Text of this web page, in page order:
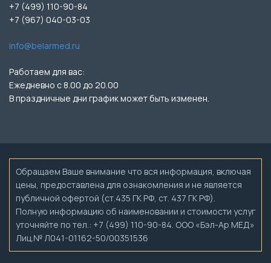
+7 (499) 110-90-84
+7 (967) 040-03-03
info@belarmed.ru
Работаем для вас:
Ежедневно с 8.00 до 20.00
В праздничные дни график может быть изменен.
Обращаем Ваше внимание что вся информация, включая
цены, предоставлена для ознакомления и не является
публичной офертой (ст.435 ГК РФ, ст. 437 ГК РФ).
Полную информацию об наименовании и стоимости услуг
уточняйте по тел.: +7 (499) 110-90-84. ООО «Бэл-Ар МЕД»
Лиц.№ Л041-01162-50/00351536